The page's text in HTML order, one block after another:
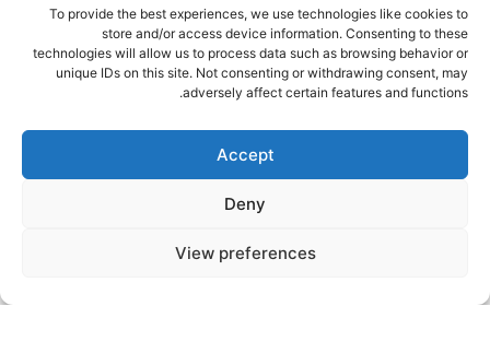
To provide the best experiences, we use technologies like cookies to
store and/or access device information. Consenting to these
technologies will allow us to process data such as browsing behavior or
unique IDs on this site. Not consenting or withdrawing consent, may
adversely affect certain features and functions.
Accept
Deny
View preferences